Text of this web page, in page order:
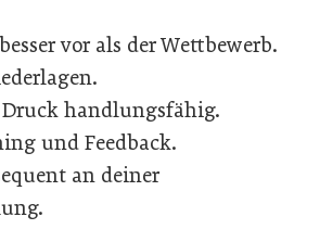
vor als der Wettbewerb.
handlungsfähig.
und Feedback.
an deiner